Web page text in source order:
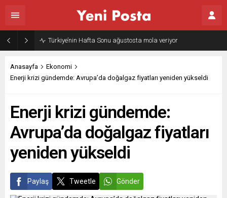
Türkiye’nin Hafta Sonu ağustosta mola veriyor
Anasayfa
Ekonomi
Enerji krizi gündemde: Avrupa’da doğalgaz fiyatları yeniden yükseldi
Enerji krizi gündemde:
Avrupa’da doğalgaz fiyatları
yeniden yükseldi
Paylaş Tweetle Gönder